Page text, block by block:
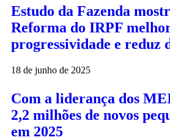
Estudo da Fazenda
Reforma do IRPF
progressividade e reduz
18 de junho de 2025
Com a liderança dos
2,2 milhões de novos
em 2025